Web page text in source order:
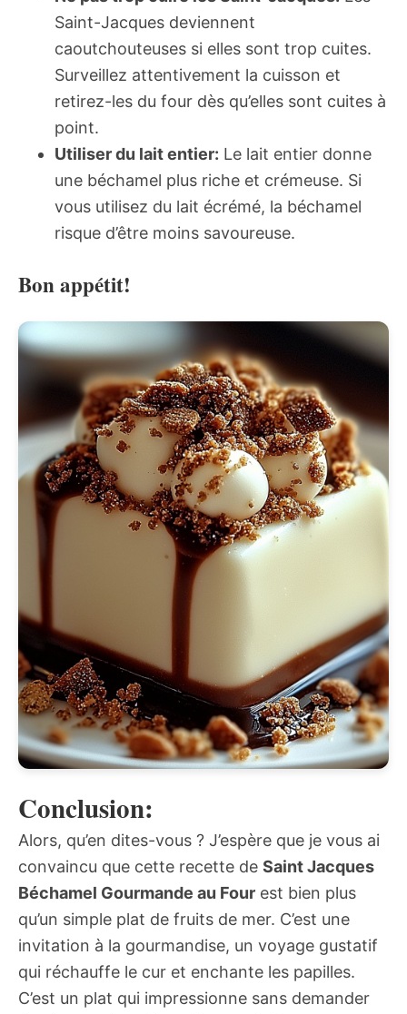
Saint-Jacques deviennent
caoutchouteuses si elles sont trop cuites.
Surveillez attentivement la cuisson et
retirez-les du four dès qu’elles sont cuites à
point.
Utiliser du lait entier: Le lait entier donne
une béchamel plus riche et crémeuse. Si
vous utilisez du lait écrémé, la béchamel
risque d’être moins savoureuse.
Bon appétit!
Conclusion:
Alors, qu’en dites-vous ? J’espère que je vous ai
convaincu que cette recette de Saint Jacques
Béchamel Gourmande au Four est bien plus
qu’un simple plat de fruits de mer. C’est une
invitation à la gourmandise, un voyage gustatif
qui réchauffe le cur et enchante les papilles.
C’est un plat qui impressionne sans demander